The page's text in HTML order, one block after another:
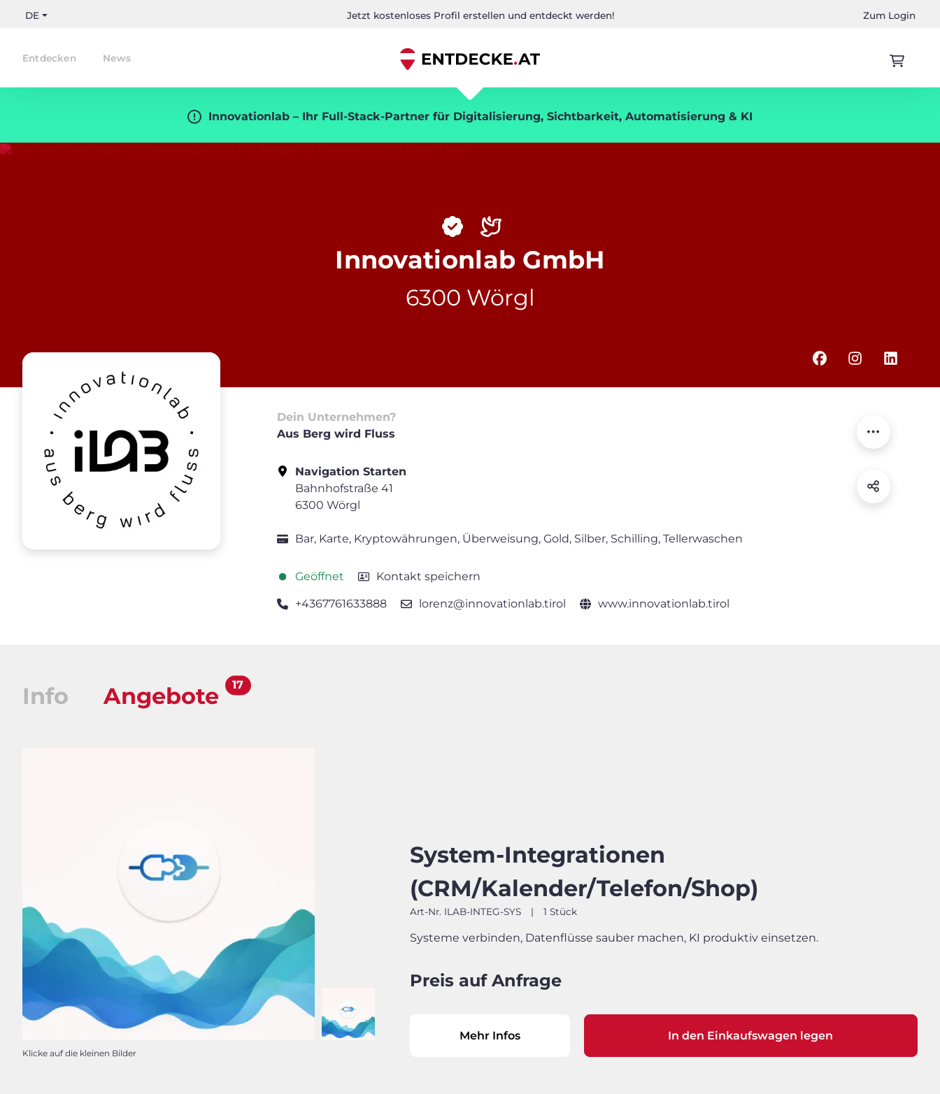
DE Jetzt kostenloses Profil erstellen und entdeckt werden! Zum Login
Entdecken News
Innovationlab – Ihr Full-Stack-Partner für Digitalisierung, Sichtbarkeit, Automatisierung & KI
Innovationlab GmbH
6300 Wörgl
Dein Unternehmen?
Aus Berg wird Fluss
Navigation Starten
Bahnhofstraße 41
6300 Wörgl
Bar, Karte, Kryptowährungen, Überweisung, Gold, Silber, Schilling, Tellerwaschen
Geöffnet Kontakt speichern
+4367761633888 lorenz@innovationlab.tirol www.innovationlab.tirol
Info Angebote 17
Klicke auf die kleinen Bilder
System-Integrationen
(CRM/Kalender/Telefon/Shop)
Art-Nr. ILAB-INTEG-SYS | 1 Stück
Systeme verbinden, Datenflüsse sauber machen, KI produktiv einsetzen.
Preis auf Anfrage
Mehr Infos In den Einkaufswagen legen